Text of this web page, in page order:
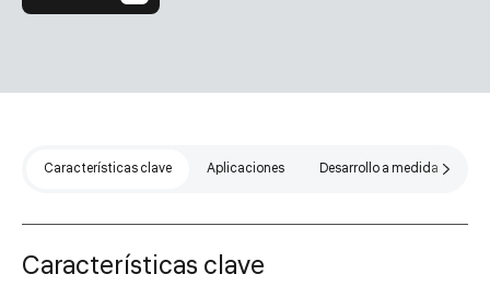
Características clave Aplicaciones Desarrollo a medida
Características clave